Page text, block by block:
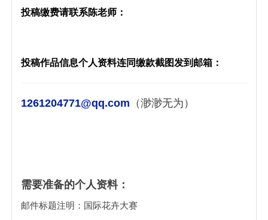
投稿缴费请联系陈老师：
投稿作品信息个人资料连同缴款截图发到邮箱：
1261204771@qq.com （渺渺无为）
需要准备的个人资料：
邮件标题注明：国际花卉大赛